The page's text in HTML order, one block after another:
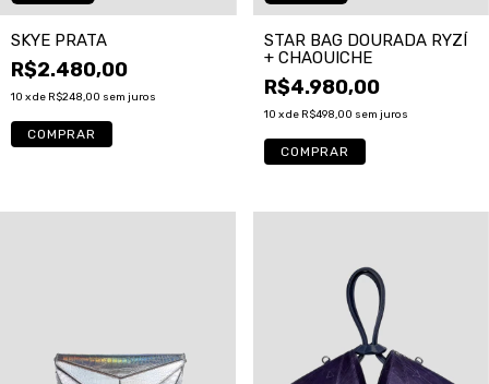
SKYE PRATA
R$2.480,00
10 x de R$248,00 sem juros
COMPRAR
STAR BAG DOURADA RYZÍ
+ CHAOUICHE
R$4.980,00
10 x de R$498,00 sem juros